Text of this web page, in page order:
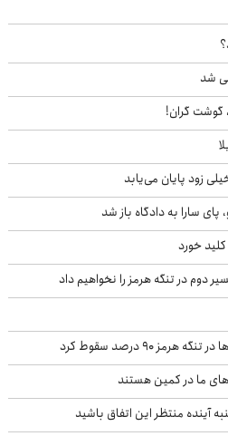
شد
گوشت گران!
زود پایان می‌یابد
پای سارا به دادگاه باز شد
خورد
دوم در تنگه هرمز را نخواهیم داد
۹۰ درصد سقوط کرد
ما در کمین هستند
آینده منتظر این اتفاق باشید